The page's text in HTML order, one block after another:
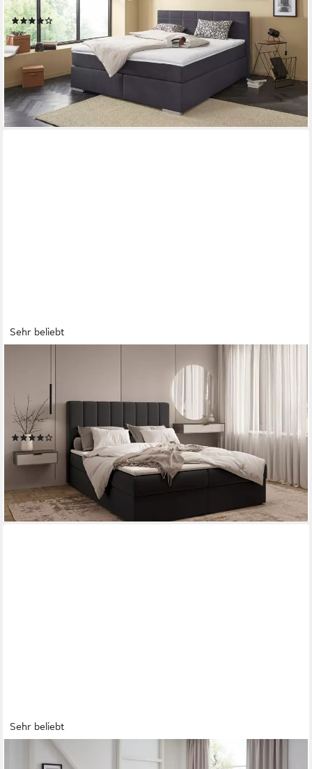
Bewertungen!
(1712)
ab 749,99 € UVP 1.676,00 €
-55%
lieferbar in 3 Wochen
Sehr beliebt
Boxbett Bett 01 (Bonell, Topper, Doppelbett gepolstertes
Polsterbett Kontinentalbett, dekorativem Kopfteil),
(BxHxT):143/163/183x113x214 cm
(109)
ab 719,00 € UVP999,00 €
-28%
lieferbar - in 5-6 Werktagen bei dir
Sehr beliebt
JOCKENHÖFER GRUPPE